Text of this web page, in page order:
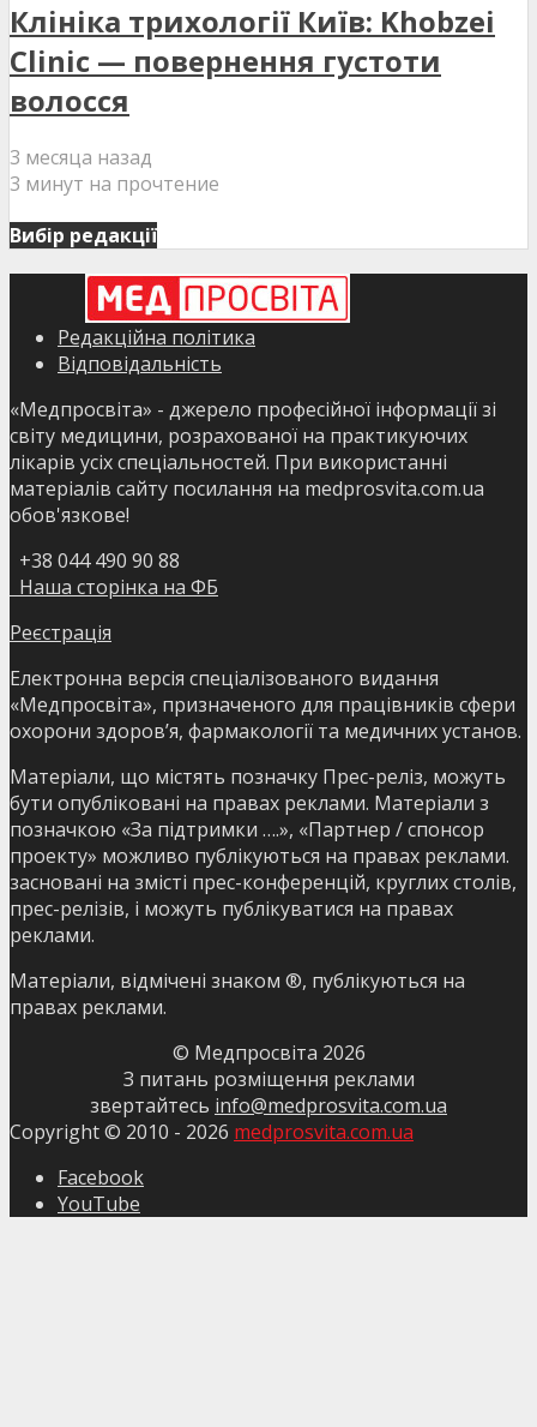
Клініка трихології Київ: Khobzei
Clinic — повернення густоти
волосся
3 месяца назад
3 минут на прочтение
Вибір редакції
Редакційна політика
Відповідальність
«Медпросвіта» - джерело професійної інформації зі
світу медицини, розрахованої на практикуючих
лікарів усіх спеціальностей. При використанні
матеріалів сайту посилання на medprosvita.com.ua
обов'язкове!
+38 044 490 90 88
Наша сторінка на ФБ
Реєстрація
Електронна версія спеціалізованого видання
«Медпросвіта», призначеного для працівників сфери
охорони здоров’я, фармакології та медичних установ.
Матеріали, що містять позначку Прес-реліз, можуть
бути опубліковані на правах реклами. Матеріали з
позначкою «За підтримки ….», «Партнер / спонсор
проекту» можливо публікуються на правах реклами.
засновані на змісті прес-конференцій, круглих столів,
прес-релізів, і можуть публікуватися на правах
реклами.
Матеріали, відмічені знаком ®, публікуються на
правах реклами.
© Медпросвіта 2026
З питань розміщення реклами
звертайтесь info@medprosvita.com.ua
Copyright © 2010 - 2026 medprosvita.com.ua
Facebook
YouTube